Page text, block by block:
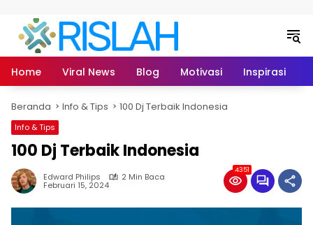
Home Viral News Blog Motivasi Inspirasi
Beranda Info & Tips 100 Dj Terbaik Indonesia
Info & Tips
100 Dj Terbaik Indonesia
Edward Philips 2 Min Baca
Februari 15, 2024
4351